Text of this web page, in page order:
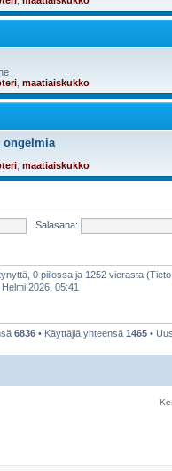
maatiaiskukko
ongelmia
maatiaiskukko
Salasana:
0 piilossa ja 1252 vierasta
2026, 05:41
6836 • Käyttäjiä yhteensä 1465 •